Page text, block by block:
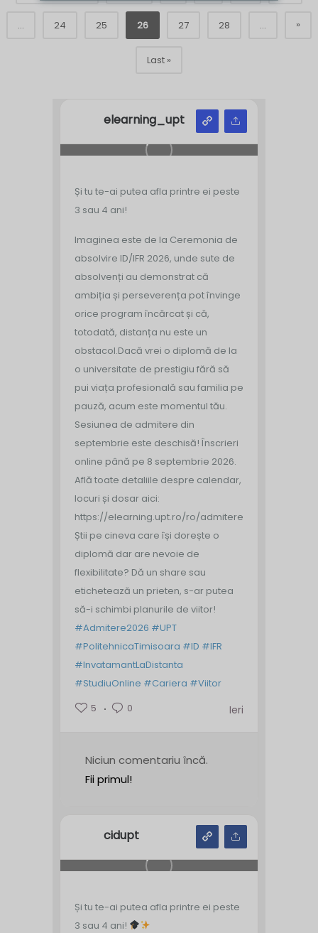
... 24 25 26 27 28 ... »
Last »
elearning_upt
Și tu te-ai putea afla printre ei peste
3 sau 4 ani!
Imaginea este de la Ceremonia de
absolvire ID/IFR 2026, unde sute de
absolvenți au demonstrat că
ambiția și perseverența pot învinge
orice program încărcat și că,
totodată, distanța nu este un
obstacol.Dacă vrei o diplomă de la
o universitate de prestigiu fără să
pui viața profesională sau familia pe
pauză, acum este momentul tău.
Sesiunea de admitere din
septembrie este deschisă! Înscrieri
online până pe 8 septembrie 2026.
Află toate detaliile despre calendar,
locuri și dosar aici:
https://elearning.upt.ro/ro/admitere/
Știi pe cineva care își dorește o
diplomă dar are nevoie de
flexibilitate? Dă un share sau
etichetează un prieten, s-ar putea
să-i schimbi planurile de viitor!
#Admitere2026 #UPT
#PolitehnicaTimisoara #ID #IFR
#InvatamantLaDistanta
#StudiuOnline #Cariera #Viitor
5
0 Ieri
Niciun comentariu încă.
Fii primul!
cidupt
Și tu te-ai putea afla printre ei peste
3 sau 4 ani!